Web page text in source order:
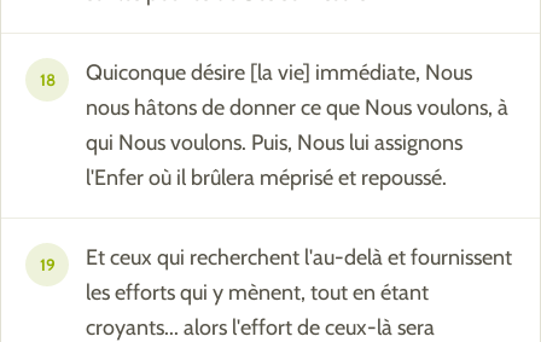
18
Quiconque désire [la vie] immédiate, Nous
nous hâtons de donner ce que Nous voulons, à
qui Nous voulons. Puis, Nous lui assignons
l'Enfer où il brûlera méprisé et repoussé.
19
Et ceux qui recherchent l'au-delà et fournissent
les efforts qui y mènent, tout en étant
croyants... alors l'effort de ceux-là sera